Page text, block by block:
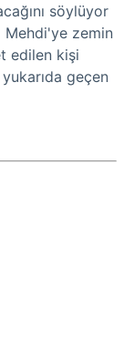
söylüyor
Mehdi'ye zemin
edilen kişi
geçen